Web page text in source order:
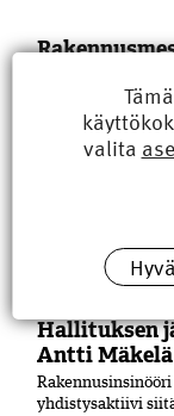
TALK 2026
rakennusalan
tutkintovastaavat
Osallistujia
Koulutuspuolella
ylemmän
rooli on
Aiheesta...
Hallituksen
Antti
yhdistysaktiivi
valita